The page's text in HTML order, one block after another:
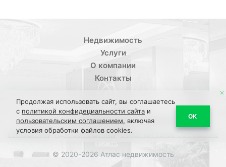
Недвижимость
Услуги
О компании
Контакты
© 2020-2026 Атлас недвижимость
Политика конфиденциальности/Пользовательское
соглашение/ПДН Соглашение/Обратная связь Соглашение
Продолжая использовать сайт, вы соглашаетесь
с политикой конфидециальности сайта и
пользовательским соглашением, включая
условия обработки файлов cookies.
ОК